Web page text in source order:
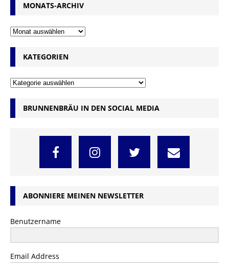
MONATS-ARCHIV
KATEGORIEN
BRUNNENBRÄU IN DEN SOCIAL MEDIA
ABONNIERE MEINEN NEWSLETTER
Benutzername
Email Address